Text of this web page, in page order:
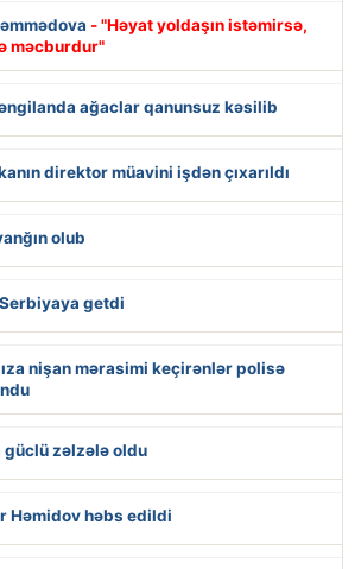
- "Həyat yoldaşın istəmirsə,
məcburdur"
ağaclar qanunsuz kəsilib
direktor müavini işdən çıxarıldı
olub
getdi
nişan mərasimi keçirənlər polisə
güclü zəlzələ oldu
Həmidov həbs edildi